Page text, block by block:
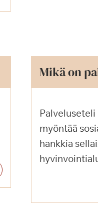
Mikä on
myöntää
hankkia